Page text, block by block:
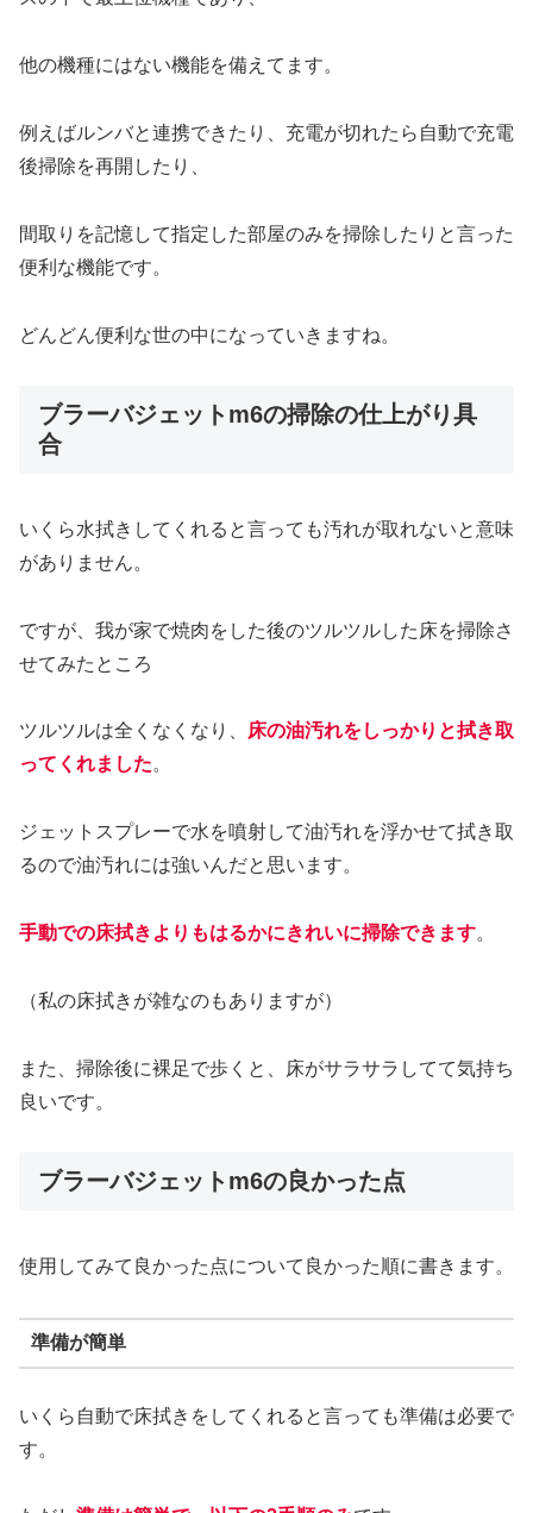
他の機種にはない機能を備えてます。
例えばルンバと連携できたり、充電が切れたら自動で充電
後掃除を再開したり、
間取りを記憶して指定した部屋のみを掃除したりと言った
便利な機能です。
どんどん便利な世の中になっていきますね。
ブラーバジェットm6の掃除の仕上がり具
合
いくら水拭きしてくれると言っても汚れが取れないと意味
がありません。
ですが、我が家で焼肉をした後のツルツルした床を掃除さ
せてみたところ
ツルツルは全くなくなり、
床の油汚れをしっかりと拭き取
ってくれました。
ジェットスプレーで水を噴射して油汚れを浮かせて拭き取
るので油汚れには強いんだと思います。
手動での床拭きよりもはるかにきれいに掃除できます。
（私の床拭きが雑なのもありますが）
また、掃除後に裸足で歩くと、床がサラサラしてて気持ち
良いです。
ブラーバジェットm6の良かった点
使用してみて良かった点について良かった順に書きます。
準備が簡単
いくら自動で床拭きをしてくれると言っても準備は必要で
す。